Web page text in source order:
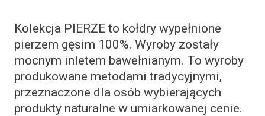
Kolekcja PIERZE to kołdry wypełnione
pierzem gęsim 100%. Wyroby zostały
mocnym inletem bawełnianym. To wyroby
produkowane metodami tradycyjnymi,
przeznaczone dla osób wybierających
produkty naturalne w umiarkowanej cenie.